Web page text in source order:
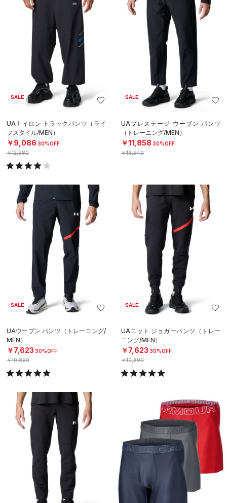
SALE
UAナイロン トラックパンツ（ライ
フスタイル/MEN）
￥9,086 30%OFF
￥12,980
SALE
UAプレステージ ウーブン パンツ
（トレーニング/MEN）
￥11,858 30%OFF
￥16,940
SALE
UAウーブン パンツ（トレーニング/
MEN）
￥7,623 30%OFF
￥10,890
SALE
UAニット ジョガーパンツ（トレー
ニング/MEN）
￥7,623 30%OFF
￥10,890